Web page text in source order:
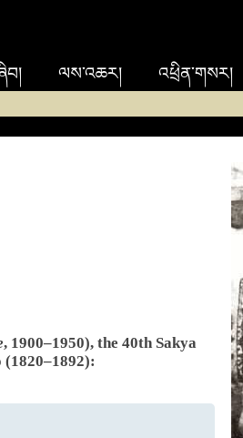
ལས་འཆར། འཕྲིན་གསར།
, 1900–1950), the 40th Sakya